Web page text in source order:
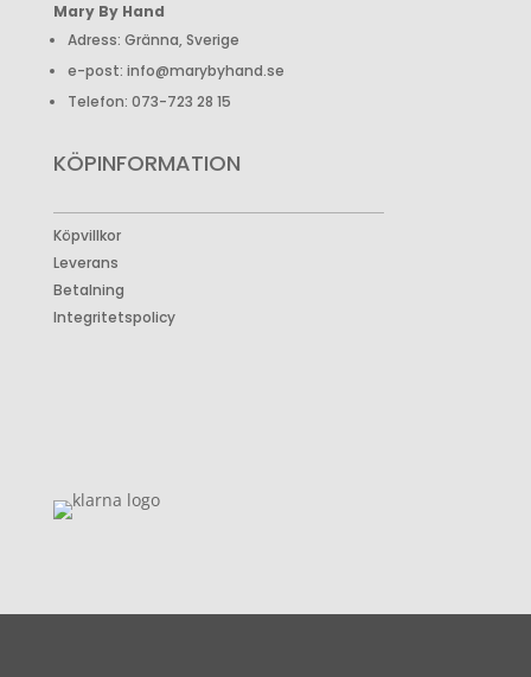
Mary By Hand
Adress: Gränna, Sverige
e-post: info@marybyhand.se
Telefon: 073-723 28 15
KÖPINFORMATION
Köpvillkor
Leverans
Betalning
Integritetspolicy